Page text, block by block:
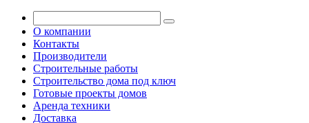
О компании
Контакты
Производители
Строительные работы
Строительство дома под ключ
Готовые проекты домов
Аренда техники
Доставка